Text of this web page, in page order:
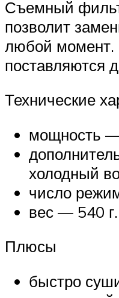
Съемный
позволит
любой момент.
поставляются
Технические
мощность
холодный
число
вес — 540 г.
Плюсы
быстро